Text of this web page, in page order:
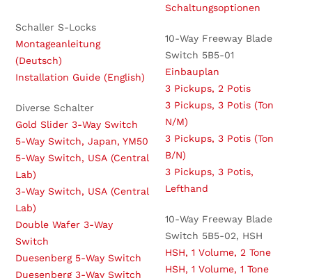
Schaller S-Locks
Montageanleitung
(Deutsch)
Installation Guide (English)
Diverse Schalter
Gold Slider 3-Way Switch
5-Way Switch, Japan, YM50
5-Way Switch, USA (Central
Lab)
3-Way Switch, USA (Central
Lab)
Double Wafer 3-Way
Switch
Duesenberg 5-Way Switch
Duesenberg 3-Way Switch
Schaltungsoptionen
10-Way Freeway Blade
Switch 5B5-01
Einbauplan
3 Pickups, 2 Potis
3 Pickups, 3 Potis (Ton
N/M)
3 Pickups, 3 Potis (Ton
B/N)
3 Pickups, 3 Potis,
Lefthand
10-Way Freeway Blade
Switch 5B5-02, HSH
HSH, 1 Volume, 2 Tone
HSH, 1 Volume, 1 Tone